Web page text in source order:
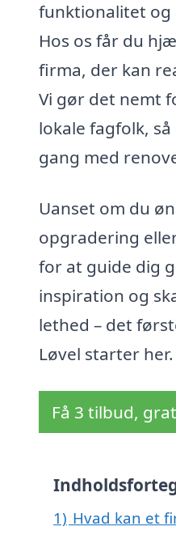
funktionalitet og
Hos os får du
firma, der kan
Vi gør det nemt
lokale fagfolk,
gang med
Uanset om du
opgradering
for at guide dig
inspiration og
lethed – det
Løvel starter her.
Få 3 tilbud,
1) Hvad kan et